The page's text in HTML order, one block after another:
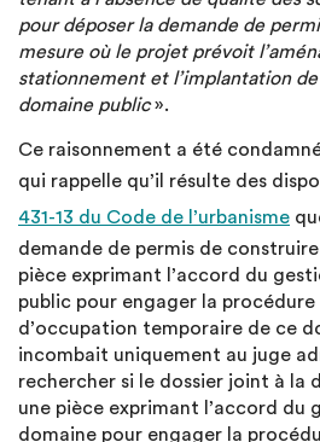
pour déposer la demande de
mesure où le projet prévoit
stationnement et l’implantation
domaine public».
Ce raisonnement a été
qui rappelle qu’il résulte des
431-13 du Code de l’urbanisme
demande de permis de
pièce exprimant l’accord du
public pour engager la procédure
d’occupation temporaire de ce
incombait uniquement au juge
rechercher si le dossier joint à la
une pièce exprimant l’accord du
domaine pour engager la